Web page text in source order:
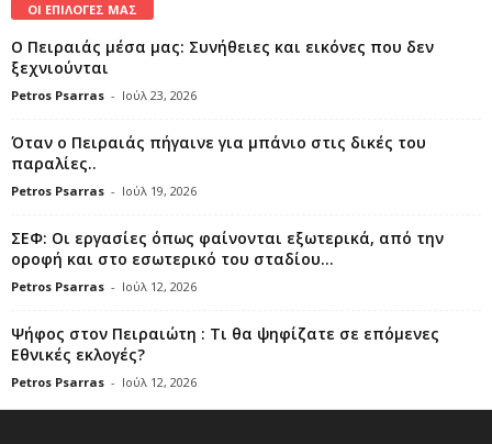
ΟΙ ΕΠΙΛΟΓΕΣ ΜΑΣ
Ο Πειραιάς μέσα μας: Συνήθειες και εικόνες που δεν
ξεχνιούνται
Petros Psarras - Ιούλ 23, 2026
Όταν ο Πειραιάς πήγαινε για μπάνιο στις δικές του
παραλίες..
Petros Psarras - Ιούλ 19, 2026
ΣΕΦ: Οι εργασίες όπως φαίνονται εξωτερικά, από την
οροφή και στο εσωτερικό του σταδίου...
Petros Psarras - Ιούλ 12, 2026
Ψήφος στον Πειραιώτη : Τι θα ψηφίζατε σε επόμενες
Εθνικές εκλογές?
Petros Psarras - Ιούλ 12, 2026